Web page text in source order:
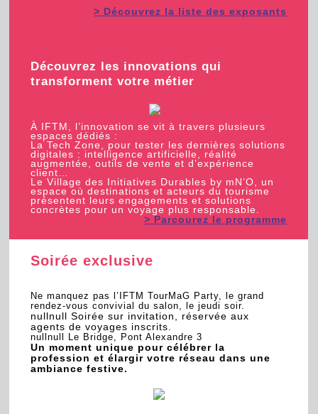
> Découvrez la liste des exposants
Découvrez les innovations qui
transforment votre métier
À IFTM, l’innovation se vit à travers plusieurs
espaces dédiés :
La Tech Zone, pour tester les dernières solutions
digitales : intelligence artificielle, réalité
augmentée, outils de vente et d’expérience
client…
Le Village des Initiatives Durables by mN’O, un
espace où destinations et acteurs du tourisme
présentent leurs engagements et solutions
concrètes pour un voyage plus responsable.
> Parcourez le programme
Soirée exclusive
Ne manquez pas l’IFTM TourMaG Party, le grand
rendez-vous convivial du salon, le jeudi soir.
nullnull Soirée sur invitation, réservée aux
agents de voyages inscrits.
nullnull Le Bridge, Pont Alexandre 3
Un moment unique pour célébrer la
profession et élargir votre réseau dans une
ambiance festive.